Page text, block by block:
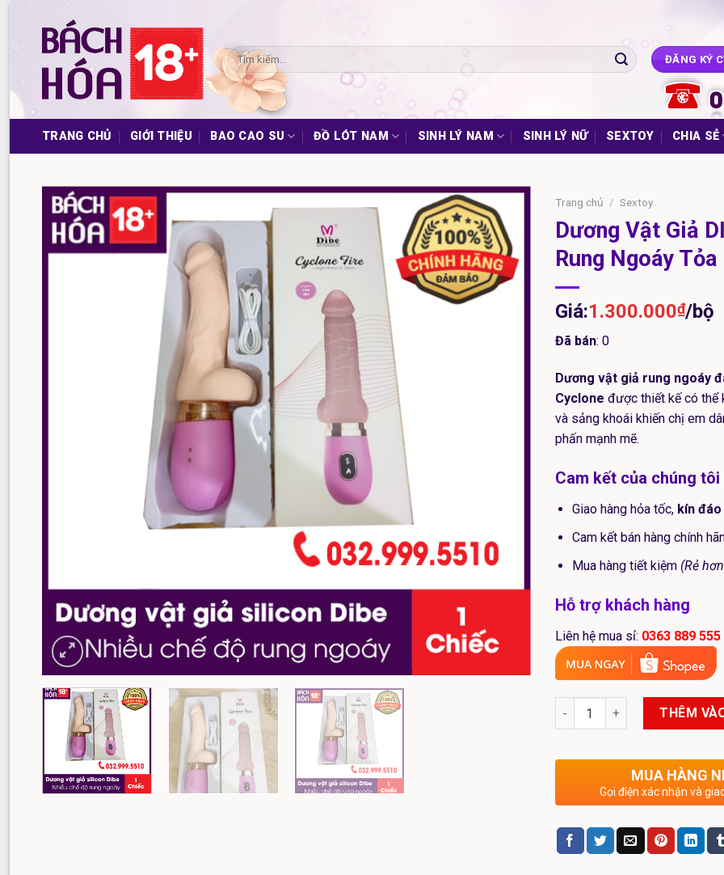
content
Tìm
kiếm:
ĐĂNG KÝ
TRANG CHỦ GIỚI THIỆU BAO CAO SU ĐỒ LÓT NAM SINH LÝ NAM SINH LÝ NỮ SEXTOY CHIA SẺ
Trang chủ / Sextoy
Dương Vật Giả
Rung Ngoáy
Giá:1.300.000₫/bộ
Đã bán: 0
Dương vật giả rung ngoáy
Cyclone được thiết kế có thể
và sảng khoái khiến chị em
phấn mạnh mẽ.
Cam kết của chúng tôi
Giao hàng hỏa tốc, kín đáo
Cam kết bán hàng chính
Mua hàng tiết kiệm (Rẻ
Hỗ trợ khách hàng
Liên hệ mua sỉ: 0363 889 555
Dương Vật Giả DIBETHÊM
MUA HÀNG
Gọi điện xác nhận và